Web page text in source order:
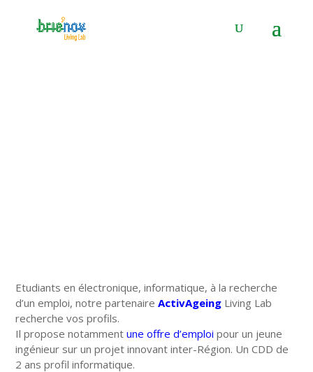
Etudiants en électronique, informatique, à la recherche
d’un emploi, notre partenaireActivAgeing Living Lab
recherche vos profils.
Il propose notammentune offre d’emploi pour un jeune
ingénieur sur un projet innovant inter-Région. Un CDD de
2 ans profil informatique.